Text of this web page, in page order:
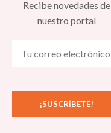
Recibe novedades de
nuestro portal